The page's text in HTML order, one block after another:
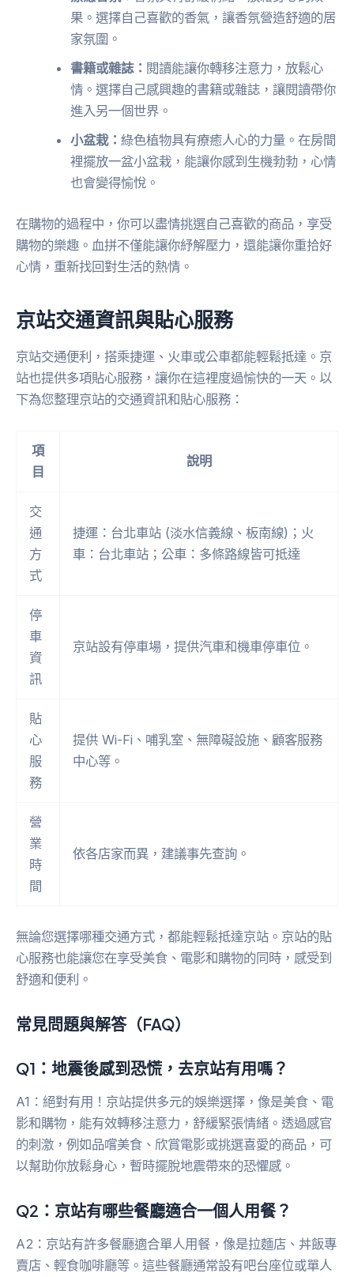
果。選擇自己喜歡的香氣，讓香氛營造舒適的居
家氛圍。
書籍或雜誌： 閱讀能讓你轉移注意力，放鬆心
情。選擇自己感興趣的書籍或雜誌，讓閱讀帶你
進入另一個世界。
小盆栽：綠色植物具有療癒人心的力量。在房間
裡擺放一盆小盆栽，能讓你感到生機勃勃，心情
也會變得愉悅。
在購物的過程中，你可以盡情挑選自己喜歡的商品，享受
購物的樂趣。血拼不僅能讓你紓解壓力，還能讓你重拾好
心情，重新找回對生活的熱情。
京站交通資訊與貼心服務
京站交通便利，搭乘捷運、火車或公車都能輕鬆抵達。京
站也提供多項貼心服務，讓你在這裡度過愉快的一天。以
下為您整理京站的交通資訊和貼心服務：
項
目
說明
交
通
方
式
捷運：台北車站 (淡水信義線、板南線)；火
車：台北車站；公車：多條路線皆可抵達
停
車
資
訊
京站設有停車場，提供汽車和機車停車位。
貼
心
服
務
提供 Wi-Fi、哺乳室、無障礙設施、顧客服務
中心等。
營
業
時
間
依各店家而異，建議事先查詢。
無論您選擇哪種交通方式，都能輕鬆抵達京站。京站的貼
心服務也能讓您在享受美食、電影和購物的同時，感受到
舒適和便利。
常見問題與解答（FAQ）
Q1：地震後感到恐慌，去京站有用嗎？
A1：絕對有用！京站提供多元的娛樂選擇，像是美食、電
影和購物，能有效轉移注意力，舒緩緊張情緒。透過感官
的刺激，例如品嚐美食、欣賞電影或挑選喜愛的商品，可
以幫助你放鬆身心，暫時擺脫地震帶來的恐懼感。
Q2：京站有哪些餐廳適合一個人用餐？
A2：京站有許多餐廳適合單人用餐，像是拉麵店、丼飯專
賣店、輕食咖啡廳等。這些餐廳通常設有吧台座位或單人